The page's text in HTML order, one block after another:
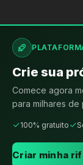
Crie sua
Comece agora
para milhares de
100% gratuito
Criar minha